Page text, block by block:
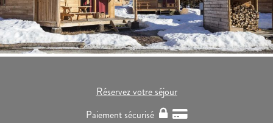
Réservez votre séjour
Paiement sécurisé